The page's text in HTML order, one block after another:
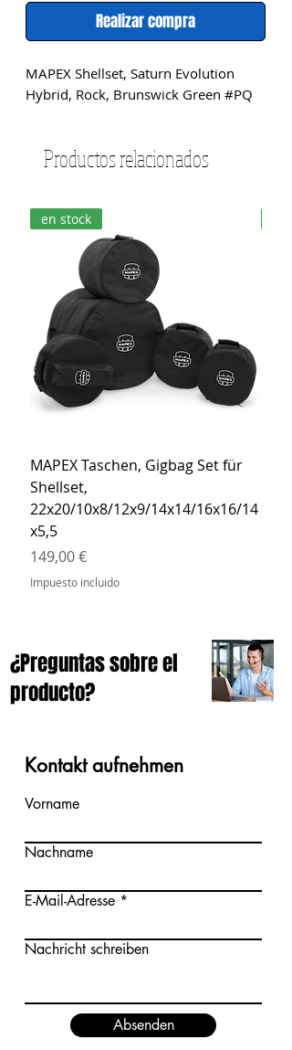
Realizar compra
MAPEX Shellset, Saturn Evolution
Hybrid, Rock, Brunswick Green #PQ
Productos relacionados
en stock
MAPEX Taschen, Gigbag Set für
Shellset,
22x20/10x8/12x9/14x14/16x16/14
x5,5
Precio
149,00 €
Impuesto incluido
¿Preguntas sobre el
producto?
Kontakt aufnehmen
Vorname
Nachname
E-Mail-Adresse
Nachricht schreiben
Absenden